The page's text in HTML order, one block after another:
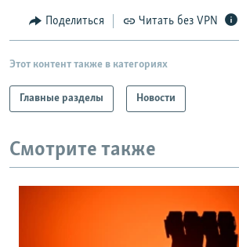
Все сайты РСЕ/РС
Поделиться Читать без VPN
Этот контент также в категориях
Главные разделы Новости
Смотрите также